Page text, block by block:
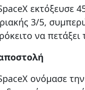
εκτόξευσε
3/5,
να πετάξει
ονόμασε